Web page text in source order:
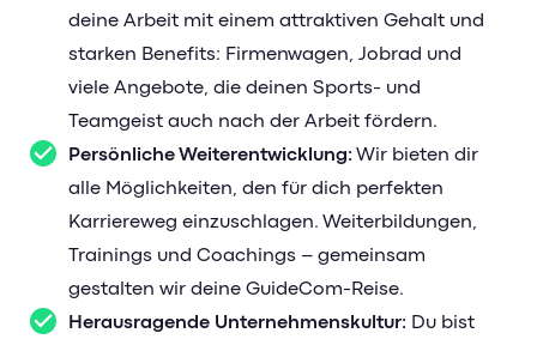
deine Arbeit mit einem attraktiven Gehalt und
starken Benefits: Firmenwagen, Jobrad und
viele Angebote, die deinen Sports- und
Teamgeist auch nach der Arbeit fördern.
Persönliche Weiterentwicklung: Wir bieten dir
alle Möglichkeiten, den für dich perfekten
Karriereweg einzuschlagen. Weiterbildungen,
Trainings und Coachings – gemeinsam
gestalten wir deine GuideCom-Reise.
Herausragende Unternehmenskultur: Du bist